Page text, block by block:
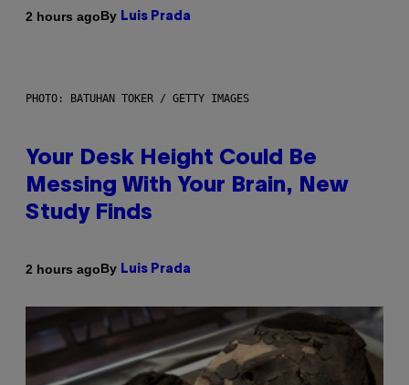
2 hours agoBy Luis Prada
PHOTO: BATUHAN TOKER / GETTY IMAGES
Your Desk Height Could Be
Messing With Your Brain, New
Study Finds
2 hours agoBy Luis Prada